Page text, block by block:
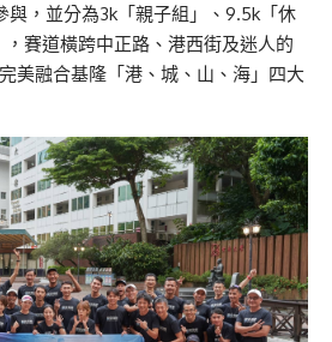
與，並分為3k「親子組」、9.5k「休
，賽道橫跨中正路、港西街及迷人的
美融合基隆「港、城、山、海」四大